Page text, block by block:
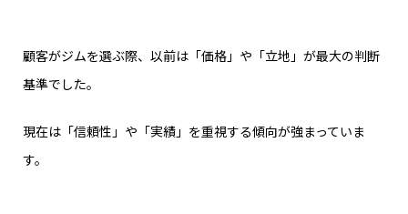
顧客がジムを選ぶ際、以前は「価格」や「立地」が最大の判断
基準でした。
現在は「信頼性」や「実績」を重視する傾向が強まっていま
す。